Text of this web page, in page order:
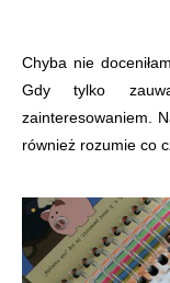
Chyba nie
Gdy tylko
zainteresowaniem.
również rozumie co